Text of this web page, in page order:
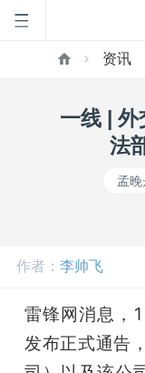
公
资讯
一线 | 外
法
孟晚
作者： 李帅飞
雷锋网消息，
发布正式通告